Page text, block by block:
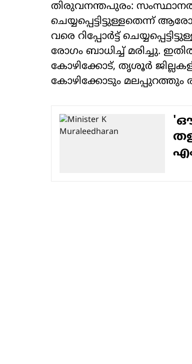
തിരുവനന്തപുരം:
ചെയ്യപ്പെട്ടിട്ടുള്ളതെന്ന്
വരെ റിപ്പോര്‍ട്ട്
രോഗം ബാധിച്ച് മരിച്ചു.
കോഴിക്കോട്, തൃശൂര്‍
കോഴിക്കോടും മലപ്പുറത്തും